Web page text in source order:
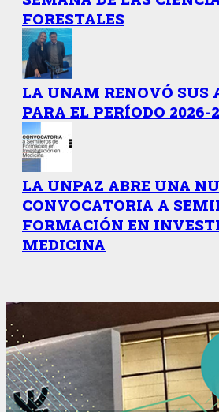
FORESTALES
LA UNAM RENOVÓ SUS
PARA EL PERÍODO 2026-
LA UNPAZ ABRE UNA
CONVOCATORIA A
FORMACIÓN EN
MEDICINA